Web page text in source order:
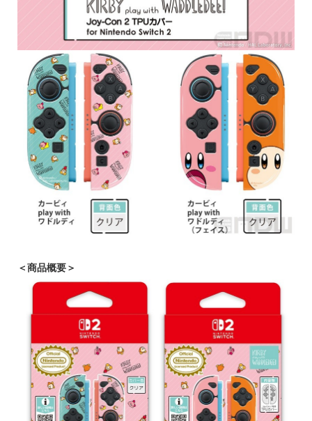
＜商品概要＞